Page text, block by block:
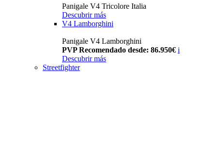
Panigale V4 Tricolore Italia
Descubrir más
V4 Lamborghini
Panigale V4 Lamborghini
PVP Recomendado desde: 86.950€ i
Descubrir más
Streetfighter